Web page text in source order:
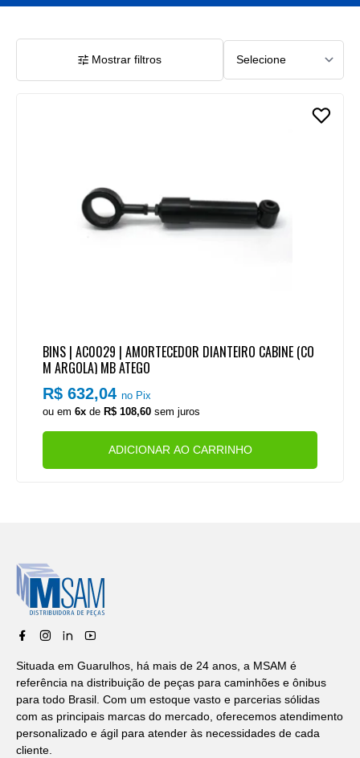
Mostrar filtros
BINS | AC0029 | AMORTECEDOR DIANTEIRO CABINE (CO
M ARGOLA) MB ATEGO
R$ 632,04no Pix
ou em6x de R$ 108,60 sem juros
ADICIONAR AO CARRINHO
Situada em Guarulhos, há mais de 24 anos, a MSAM é
referência na distribuição de peças para caminhões e ônibus
para todo Brasil. Com um estoque vasto e parcerias sólidas
com as principais marcas do mercado, oferecemos atendimento
personalizado e ágil para atender às necessidades de cada
cliente.